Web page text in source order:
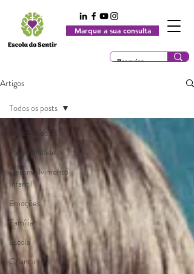
Marque a sua consulta
Artigos
Todos os posts
Parentalidade
Desenvolvimento
Infantil
Emoções
Família
Escola
Criança
Todos os posts